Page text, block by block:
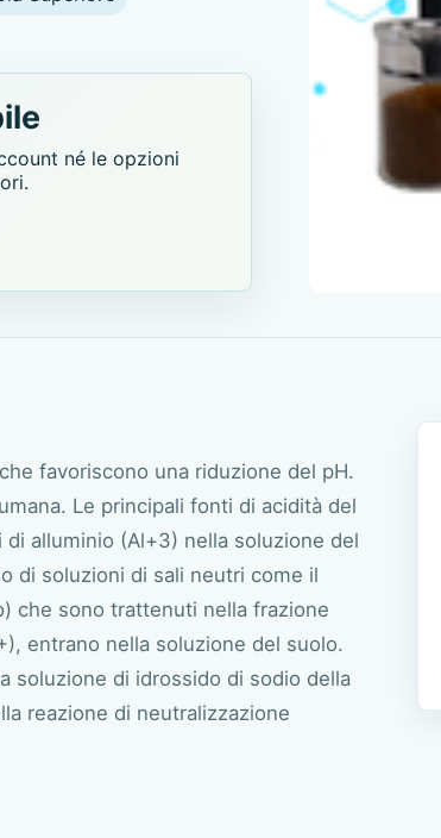
né le opzioni
favoriscono una riduzione del pH.
Le principali fonti di acidità del
alluminio (Al+3) nella soluzione del
di soluzioni di sali neutri come il
che sono trattenuti nella frazione
entrano nella soluzione del suolo.
soluzione di idrossido di sodio della
reazione di neutralizzazione